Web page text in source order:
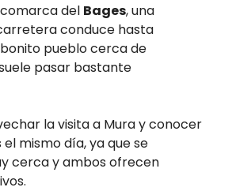
del Bages, una
conduce hasta
pueblo cerca de
pasar bastante
la visita a Mura y conocer
mismo día, ya que se
cerca y ambos ofrecen